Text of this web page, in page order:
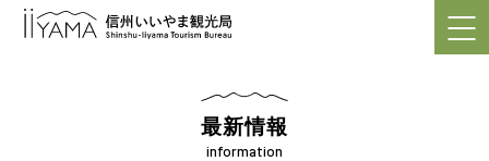
最新情報
information